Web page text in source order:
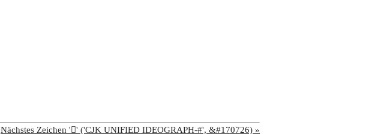
Nächstes Zeichen '𩫦' ('CJK UNIFIED IDEOGRAPH-#', &#170726) »